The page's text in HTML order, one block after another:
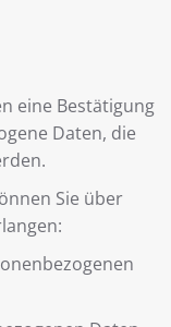
eine Bestätigung
Daten, die
Sie über